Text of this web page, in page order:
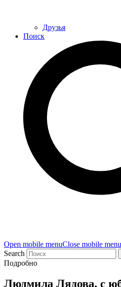
Друзья
Поиск
Open mobile menuClose mobile menu
Search
Подробно
Людмила Лядова, с